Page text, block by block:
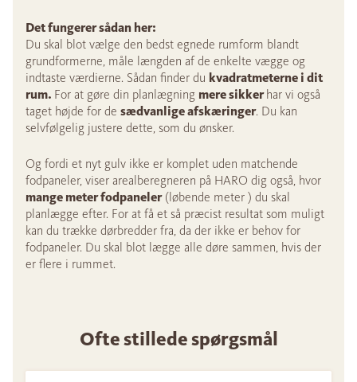
Det fungerer sådan her:
Du skal blot vælge den bedst egnede rumform blandt
grundformerne, måle længden af de enkelte vægge og
indtaste værdierne. Sådan finder du kvadratmeterne i dit
rum. For at gøre din planlægning mere sikkerhar vi også
taget højde for de sædvanlige afskæringer. Du kan
selvfølgelig justere dette, som du ønsker.
Og fordi et nyt gulv ikke er komplet uden matchende
fodpaneler, viser arealberegneren på HARO dig også, hvor
mange meter fodpaneler(løbende meter ) du skal
planlægge efter. For at få et så præcist resultat som muligt
kan du trække dørbredder fra, da der ikke er behov for
fodpaneler. Du skal blot lægge alle døre sammen, hvis der
er flere i rummet.
Ofte stillede spørgsmål